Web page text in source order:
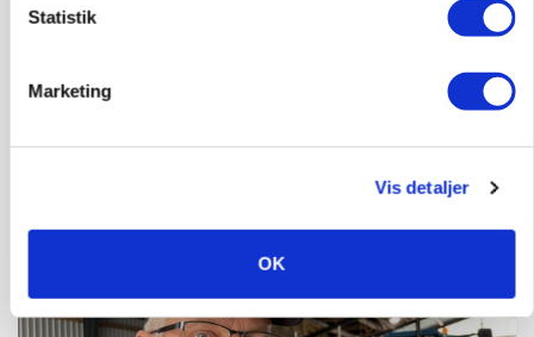
Statistik
Marketing
Vis detaljer
OK
Russisk mælkepris dykker 23 procent